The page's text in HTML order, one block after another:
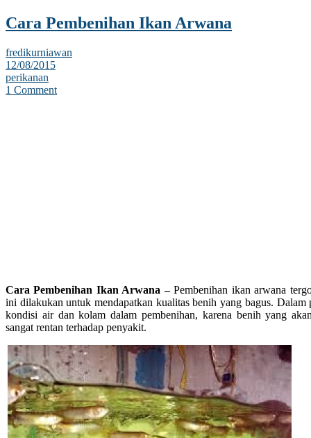
Cara Pembenihan Ikan Arwana
fredikurniawan
12/08/2015
perikanan
1 Comment
Cara Pembenihan Ikan Arwana –Pembenihan ikan arwana
ini dilakukan untuk mendapatkan kualitas benih yang bagus. Dalam
kondisi air dan kolam dalam pembenihan, karena benih yang
sangat rentan terhadap penyakit.